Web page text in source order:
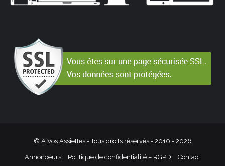
© A Vos Assiettes - Tous droits réservés - 2010 - 2026
Annonceurs Politique de confidentialité – RGPD Contact